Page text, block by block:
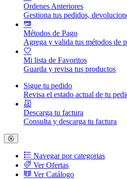
Ordenes Anteriores
Gestiona tus pedidos,
Métodos de Pago
Agrega y valida tus métodos de
Mi lista de Favoritos
Guarda y revisa tus productos
Sigue tu pedido
Revisa el estado actual de tu
Descarga tu factura
Consulta y descarga tu factura
Navegar por categorias
Ver Ofertas
Ver Catálogo